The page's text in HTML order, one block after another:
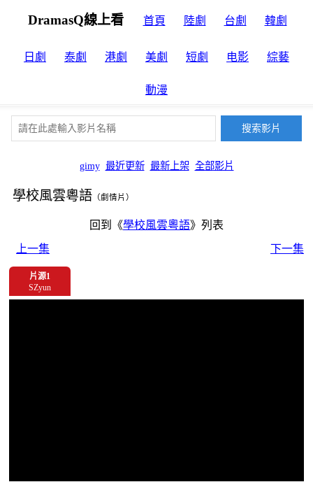
DramasQ線上看 首頁 陸劇 台劇 韓劇
日劇 泰劇 港劇 美劇 短劇 电影 綜藝
動漫
gimy 最近更新 最新上架 全部影片
學校風雲粵語 （劇情片）
回到《學校風雲粵語》列表
上一集
下一集
片源1
SZyun